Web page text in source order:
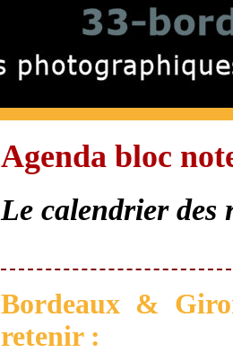
Agenda bloc
Le calendrier des
Bordeaux &
retenir :